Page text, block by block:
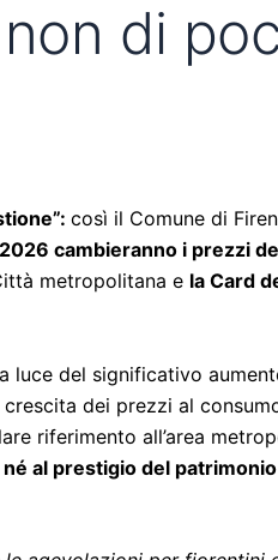
di
”: così il Comune di
cambieranno i prezzi
metropolitana e la Card
luce del significativo
dei prezzi al
riferimento all’area
al prestigio del